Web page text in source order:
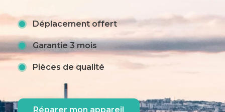
Déplacement offert
Garantie 3 mois
Pièces de qualité
Réparer mon appareil